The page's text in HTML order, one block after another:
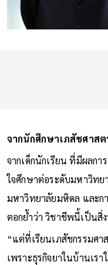
จากนักศึกษาเภสัชศาสต
จากเด็กนักเรียน ที่มีผลก
ใจศึกษาต่อระดับมหาวิทย
มหาวิทยาลัยมหิดล และก
ตอกย้ำว่า วิชาชีพนี้เป็นสิ่
“แต่ที่เรียนเภสัชกรรมศา
เพราะธุรกิจยาในบ้านเร